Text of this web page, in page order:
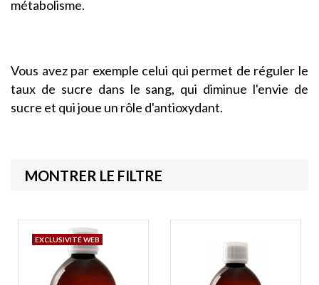
métabolisme.
Vous avez par exemple celui qui permet de réguler le
taux de sucre dans le sang, qui diminue l'envie de
sucre et qui joue un rôle d'antioxydant.
MONTRER LE FILTRE
EXCLUSIVITÉ WEB